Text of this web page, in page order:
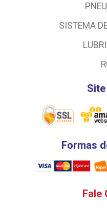
SISTEMA
Formas
Fale